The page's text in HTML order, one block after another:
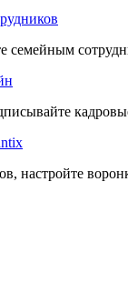
семейным
настройте